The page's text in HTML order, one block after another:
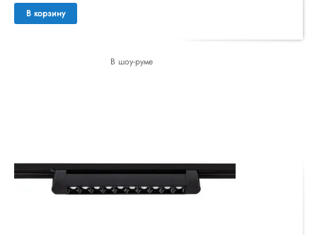
В корзину
В шоу-руме